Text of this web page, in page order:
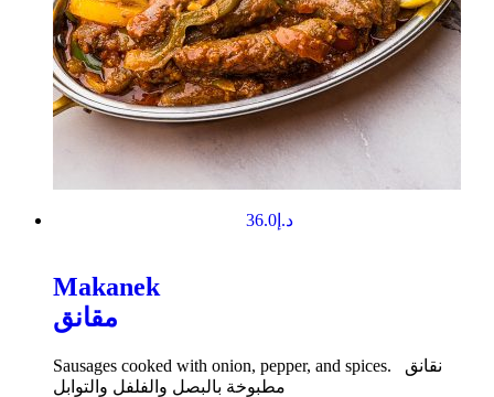
د.إ36.0
Makanek
مقانق
Sausages cooked with onion, pepper, and spices. نقانق
مطبوخة بالبصل والفلفل والتوابل